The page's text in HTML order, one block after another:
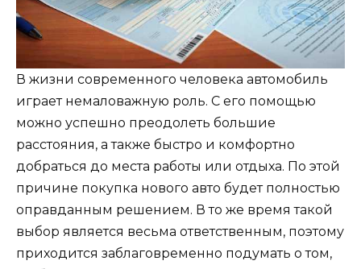
В жизни современного человека автомобиль
играет немаловажную роль. С его помощью
можно успешно преодолеть большие
расстояния, а также быстро и комфортно
добраться до места работы или отдыха. По этой
причине покупка нового авто будет полностью
оправданным решением. В то же время такой
выбор является весьма ответственным, поэтому
приходится заблаговременно подумать о том,